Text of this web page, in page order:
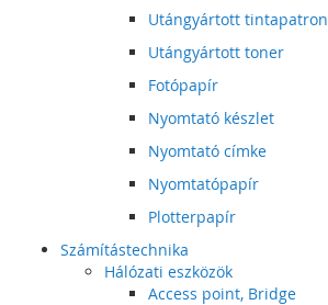
Utángyártott tintapatron
Utángyártott toner
Fotópapír
Nyomtató készlet
Nyomtató címke
Nyomtatópapír
Plotterpapír
Számítástechnika
Hálózati eszközök
Access point, Bridge